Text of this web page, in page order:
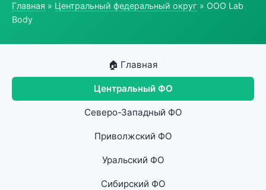
Главная » Центральный федеральный округ » ООО Lab
Body
🏠 Главная
Центральный ФО
Северо-Западный ФО
Приволжский ФО
Уральский ФО
Сибирский ФО